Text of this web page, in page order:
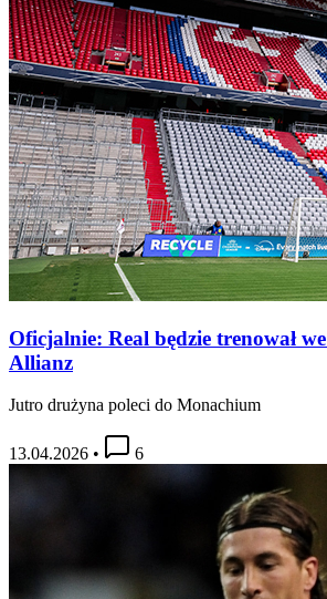
Oficjalnie: Real będzie trenował
Allianz
Jutro drużyna poleci do Monachium
13.04.2026 • 6